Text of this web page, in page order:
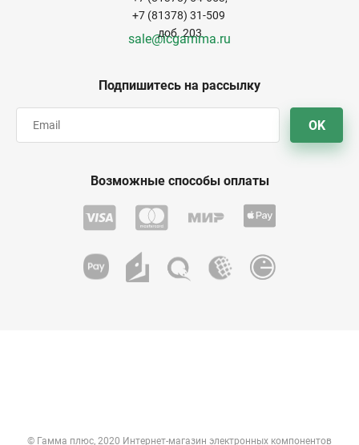
Подпишитесь на рассылку
OK
+7 (81378) 31-509
доб. 203
sale@icgamma.ru
Возможные способы оплаты
© Гамма плюс, 2020 Интернет-магазин электронных компонентов